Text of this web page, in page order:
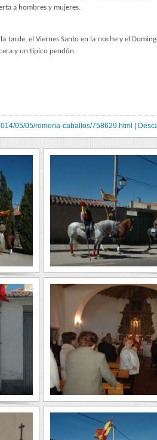
a hombres y mujeres.
tarde, el Viernes Santo en la noche y el
y un típico pendón.
05/05/romeria-caballos/758629.html